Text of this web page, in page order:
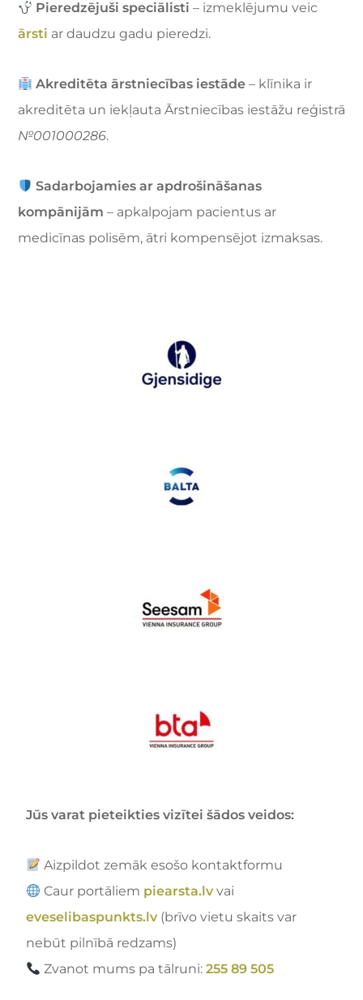
Pieredzējuši speciālisti – izmeklējumu veic
ārsti ar daudzu gadu pieredzi.
Akreditēta ārstniecības iestāde – klīnika ir
akreditēta un iekļauta Ārstniecības iestāžu reģistrā
№001000286.
Sadarbojamies ar apdrošināšanas
kompānijām – apkalpojam pacientus ar
medicīnas polisēm, ātri kompensējot izmaksas.
Jūs varat pieteikties vizītei šādos veidos:
Aizpildot zemāk esošo kontaktformu
Caur portāliem piearsta.lv vai
eveselibaspunkts.lv (brīvo vietu skaits var
nebūt pilnībā redzams)
Zvanot mums pa tālruni:255 89 505